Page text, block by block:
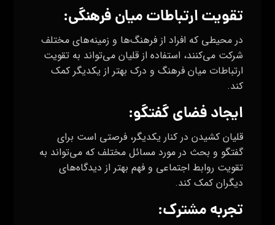
تقویت ارتباطات میان فرهنگی:
در محیطی که افراد از فرهنگ‌ها و زمینه‌های مختلف
شرکت می‌کنند، استفاده از قلیان می‌تواند به تقویت
ارتباطات میان فرهنگ و درک بهتر از یکدیگر کمک
کند.
ایجاد فضای گفتگو:
قلیان کشیدن در کنار یکدیگر، فرصتی است برای
گفتگو و بحث در مورد مسائل مختلف که می‌تواند به
تقویت روابط اجتماعی و فهم بهتر از دیدگاه‌های
دیگران کمک کند.
تجربه مشترک: